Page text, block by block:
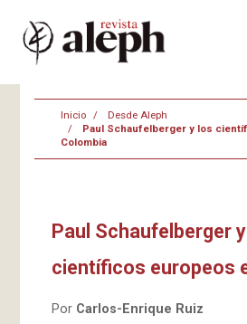
Inicio
Desde Aleph
Paul Schaufelberger y los
Colombia
Paul Schaufelberger
científicos europeos
Por Carlos-Enrique Ruiz